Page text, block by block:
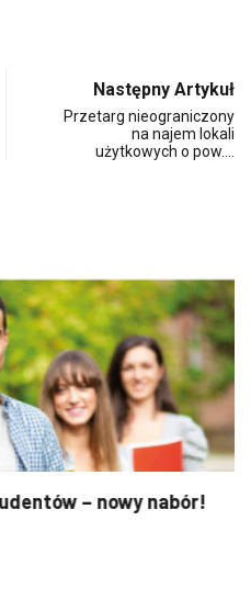
Następny Artykuł
Przetarg nieograniczony
na najem lokali
użytkowych o pow.…
– nowy nabór!